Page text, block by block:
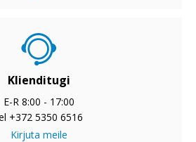
Klienditugi
E-R 8:00 - 17:00
+372 5350 6516
Kirjuta meile